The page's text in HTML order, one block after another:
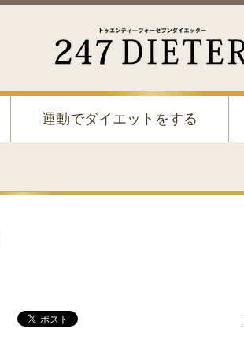
運動でダイエットをする